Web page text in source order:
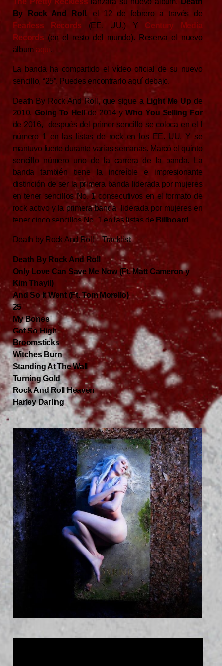
The Pretty Reckless lanzará su nuevo álbum, Death
By Rock And Roll , el 12 de febrero a través de
Fearless Records
(EE. UU.) Y Century Media
Records (en el resto del mundo). Reserva el nuevo
álbum aquí.
La banda ha compartido el vídeo oficial de su nuevo
sencillo, “25”. Puedes encontrarlo aquí debajo.
Death By Rock And Roll, que sigue a Light Me Up de
2010, Going To Hellde 2014 yWho You Selling For
de 2016, después del primer sencillo se coloca en el l
número 1 en las listas de rock en los EE. UU. Y se
mantuvo fuerte durante varias semanas. Marcó el quinto
sencillo número uno de la carrera de la banda. La
banda también tiene la increíble e impresionante
distinción de ser la primera banda liderada por mujeres
en tener sencillos No. 1 consecutivos en el formato de
rock activo y la primera banda liderada por mujeres en
tener cinco sencillos No. 1 en las listas de Billboard .
Death by Rock And Roll – Tracklist:
Death By Rock And Roll
Only Love Can Save Me Now (Ft. Matt Cameron y
Kim Thayil)
And So It Went (Ft. Tom Morello)
25
My Bones
Got So High
Broomsticks
Witches Burn
Standing At The Wall
Turning Gold
Rock And Roll Heaven
Harley Darling